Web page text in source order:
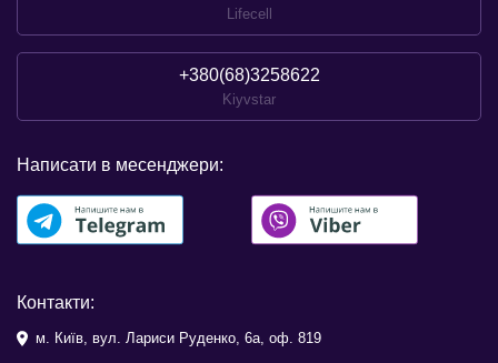
Lifecell
+380(68)3258622
Kiyvstar
Написати в месенджери:
Контакти:
м. Київ, вул. Лариси Руденко, 6а, оф. 819